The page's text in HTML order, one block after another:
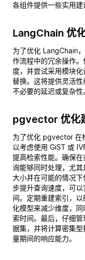
各组件提供一些实用建
LangChain 优
为了优化 LangChain
作流程中的冗余操作
度，并尝试采用模块
替换。这将提供灵活
不必要的延迟或复杂性
pgvector 优化
为了优化 pgvector 在
以考虑使用 GiST 或
提高检索性能。确保
询能够同时处理，尤
大小并在可能的情况
步提升查询速度，可
间。定期重建索引，
化模型来减少维度，
索时间。最后，仔细
据集，并将计算密集
量期间的响应能力。